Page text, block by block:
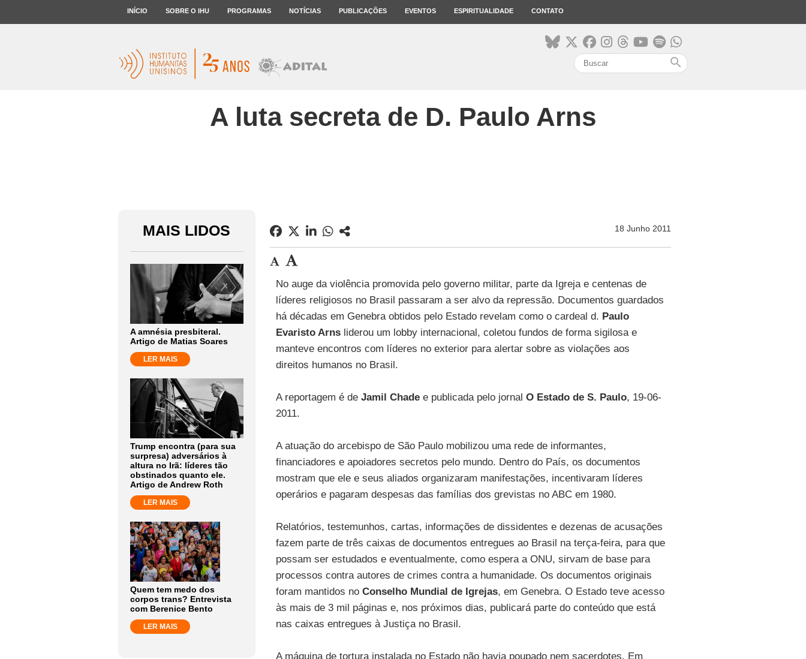
INÍCIO SOBRE O IHU PROGRAMAS NOTÍCIAS PUBLICAÇÕES EVENTOS ESPIRITUALIDADE CONTATO
search
A luta secreta de D. Paulo Arns
MAIS LIDOS
A amnésia presbiteral.
Artigo de Matias Soares
LER MAIS
Trump encontra (para sua
surpresa) adversários à
altura no Irã: líderes tão
obstinados quanto ele.
Artigo de Andrew Roth
LER MAIS
Quem tem medo dos
corpos trans? Entrevista
com Berenice Bento
LER MAIS
18 Junho 2011
No auge da violência promovida pelo governo militar, parte da Igreja e centenas de
líderes religiosos no Brasil passaram a ser alvo da repressão. Documentos guardados
há décadas em Genebra obtidos pelo Estado revelam como o cardeal d. Paulo
Evaristo Arnsliderou um lobby internacional, coletou fundos de forma sigilosa e
manteve encontros com líderes no exterior para alertar sobre as violações aos
direitos humanos no Brasil.
A reportagem é de Jamil Chadee publicada pelo jornal O Estado de S. Paulo, 19-06-
2011.
A atuação do arcebispo de São Paulo mobilizou uma rede de informantes,
financiadores e apoiadores secretos pelo mundo. Dentro do País, os documentos
mostram que ele e seus aliados organizaram manifestações, incentivaram líderes
operários e pagaram despesas das famílias dos grevistas no ABC em 1980.
Relatórios, testemunhos, cartas, informações de dissidentes e dezenas de acusações
fazem parte de três caixas de documentos entregues ao Brasil na terça-feira, para que
possam ser estudados e eventualmente, como espera a ONU, sirvam de base para
processos contra autores de crimes contra a humanidade. Os documentos originais
foram mantidos no Conselho Mundial de Igrejas, em Genebra. O Estado teve acesso
às mais de 3 mil páginas e, nos próximos dias, publicará parte do conteúdo que está
nas caixas entregues à Justiça no Brasil.
A máquina de tortura instalada no Estado não havia poupado nem sacerdotes. Em